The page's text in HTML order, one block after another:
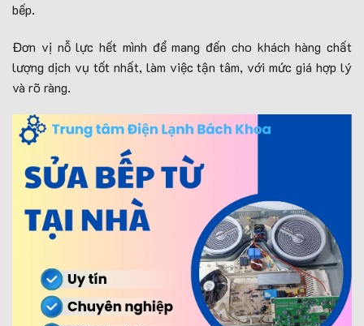
bếp.
Đơn vị nỗ lực hết mình để mang đến cho khách hàng chất
lượng dịch vụ tốt nhất, làm việc tận tâm, với mức giá hợp lý
và rõ ràng.